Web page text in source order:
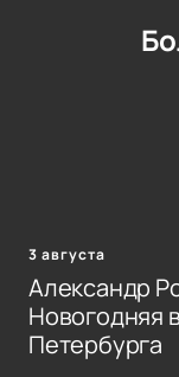
3 августа
Александр
Новогодняя
Петербурга